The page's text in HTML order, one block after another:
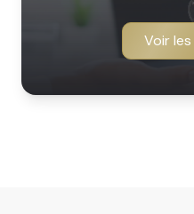
Voir
prestations adaptées à
chaque vacancier.
proches de vos besoins